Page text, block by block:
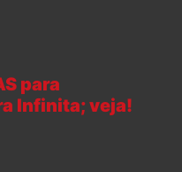
para
Infinita; veja!